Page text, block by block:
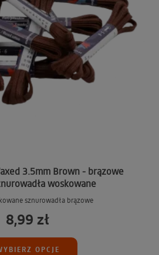
3.5mm Brown - brązowe
woskowane
sznurowadła brązowe
8,99 zł
OPCJE